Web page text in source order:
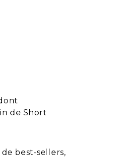
de Short
best-sellers,